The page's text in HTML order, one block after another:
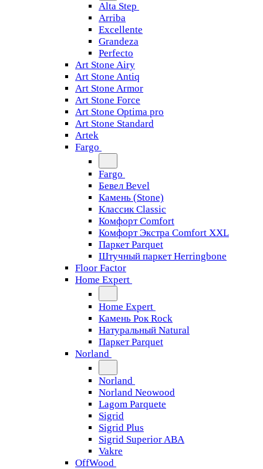
Alta Step
Arriba
Excellente
Grandeza
Perfecto
Art Stone Airy
Art Stone Antiq
Art Stone Armor
Art Stone Force
Art Stone Optima pro
Art Stone Standard
Artek
Fargo
Fargo
Бевел Bevel
Камень (Stone)
Классик Classic
Комфорт Comfort
Комфорт Экстра Comfort XXL
Паркет Parquet
Штучный паркет Herringbone
Floor Factor
Home Expert
Home Expert
Камень Рок Rock
Натуральный Natural
Паркет Parquet
Norland
Norland
Norland Neowood
Lagom Parquete
Sigrid
Sigrid Plus
Sigrid Superior ABA
Vakre
OffWood